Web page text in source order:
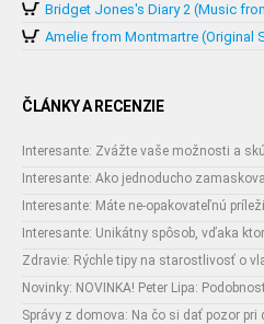
Amelie from Montmartre (Original
ČLÁNKY A RECENZIE
Interesante: Zvážte vaše možnosti a
Zdravie: Rýchle tipy na starostlivosť o
Novinky: NOVINKA! Peter Lipa:
Správy z domova: Na čo si dať pozor pri